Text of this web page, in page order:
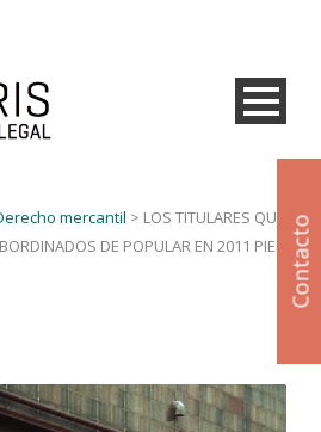
mercantil > LOS TITULARES QUE
DE POPULAR EN 2011 PIERDEN
Contacto